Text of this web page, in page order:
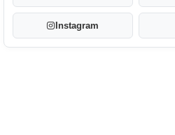
Instagram